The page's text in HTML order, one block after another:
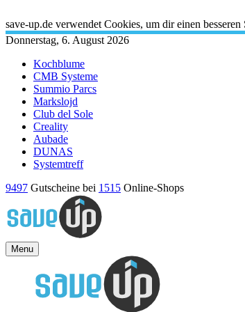
save-up.de verwendet Cookies, um dir einen
Donnerstag, 6. August 2026
Kochblume
CMB Systeme
Summio Parcs
Markslojd
Club del Sole
Creality
Aubade
DUNAS
Systemtreff
9497 Gutscheine bei 1515 Online-Shops
Menu